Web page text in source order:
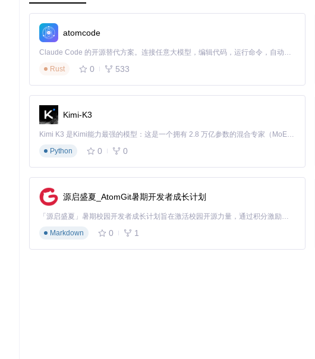
拓展：数字快照技术的未来应用
随着AI技术的发展，未来的数字快照将不仅是简单的内容复制，还能实现智
具不仅会下载所有内容，还会自动生成知识图谱，提取核心概念并建立关联
对于企业用户，数字快照技术可以与版本控制系统结合，实现网站内容的全
照，你可以将流动的网络信息转化为可控的数字资产，确保重要内容永不丢
为你知识体系中永久的一部分。
WebSite-Downloader
A website downloader written with Python
项目地址：https://gitcode.com/gh_mirrors/web/WebSite-Downloader
atomcode
Claude Code 的开源替代方案。连接任意大模型，编辑代码，运行命令，自动验证 — 全自动执行。用 Rust 构建，极致性能。 ｜ An open-source alternative to Claude Code. Connect any LLM, edit code, run commands, and verify changes — autonomously. Built in Rust for speed. Get Started
Rust
0 533
Kimi-K3
Kimi K3 是Kimi能力最强的模型：这是一个拥有 2.8 万亿参数的混合专家（MoE）模型，具备原生视觉理解能力，并支持 100 万 token 的上下文窗口。
Python
0 0
源启盛夏_AtomGit暑期开发者成长计划
「源启盛夏」暑期校园开发者成长计划旨在激活校园开源力量，通过积分激励、认证扶持、资源倾斜等形式，引导高校组织和开发者完成「入驻 — 建项目 — 做贡献 — 获认证 — 得资源」的完整闭环。无论你是想带领社团入驻平台的组织者，还是希望用代码贡献证明自己的开发者，都能在这里找到属于你的成长路径。
Markdown
0 1